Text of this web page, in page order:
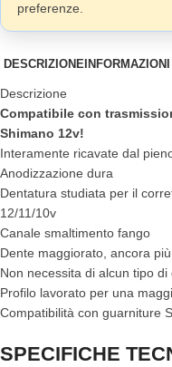
preferenze.
DESCRIZIONE
Descrizione
Compatibile con
Shimano 12v!
Interamente ricavate dal
Anodizzazione dura
Dentatura studiata per il
12/11/10v
Canale smaltimento fango
Dente maggiorato, ancora
Non necessita di alcun tipo di
Profilo lavorato per una
Compatibilità con guarniture
SPECIFICHE